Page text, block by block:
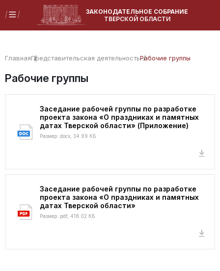
ЗАКОНОДАТЕЛЬНОЕ СОБРАНИЕ
ТВЕРСКОЙ ОБЛАСТИ
ГлавнаяПредставительская деятельностьРабочие группы
Рабочие группы
Заседание рабочей группы по разработке
проекта закона «О праздниках и памятных
датах Тверской области» (Приложение)
Размер: docx, 34.99 КБ
Заседание рабочей группы по разработке
проекта закона «О праздниках и памятных
датах Тверской области»
Размер: pdf, 418.02 КБ